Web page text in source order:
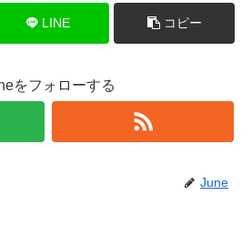
LINE コピー
をフォローする
June